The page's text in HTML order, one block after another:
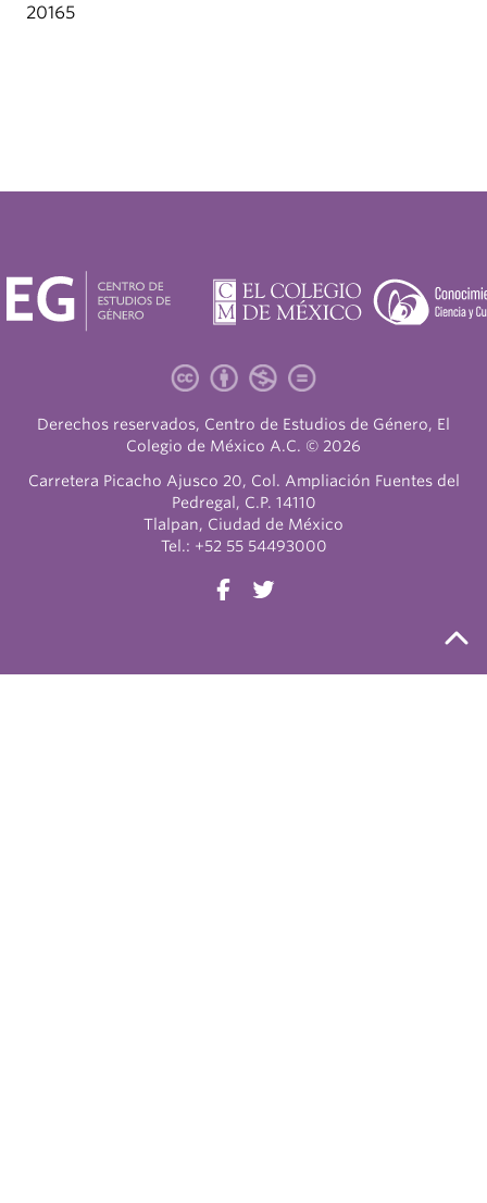
20165
Derechos reservados, Centro de Estudios de Género, El
Colegio de México A.C. © 2026
Carretera Picacho Ajusco 20, Col. Ampliación Fuentes del
Pedregal, C.P. 14110
Tlalpan, Ciudad de México
Tel.: +52 55 54493000